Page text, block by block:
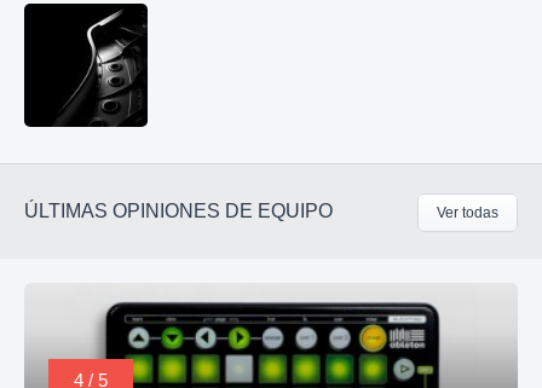
ÚLTIMAS OPINIONES DE EQUIPO Ver todas
4 / 5